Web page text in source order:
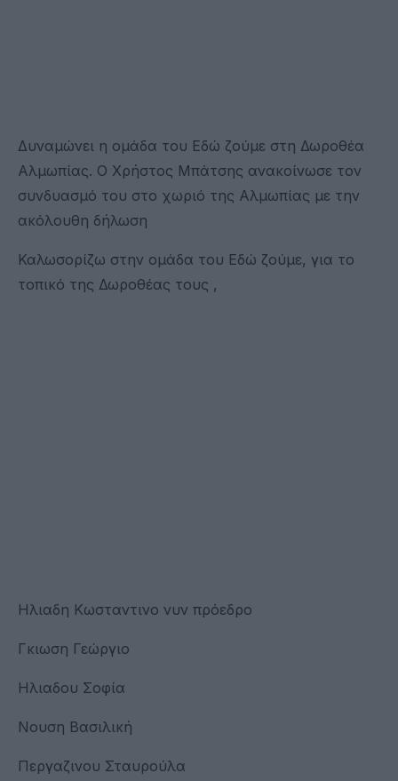
Δυναμώνει η ομάδα του Εδώ ζούμε στη Δωροθέα
Αλμωπίας. Ο Χρήστος Μπάτσης ανακοίνωσε τον
συνδυασμό του στο χωριό της Αλμωπίας με την
ακόλουθη δήλωση
Καλωσορίζω στην ομάδα του Εδώ ζούμε, για το
τοπικό της Δωροθέας τους ,
Ηλιαδη Κωσταντινο νυν πρόεδρο
Γκιωση Γεώργιο
Ηλιαδου Σοφία
Νουση Βασιλική
Περγαζινου Σταυρούλα